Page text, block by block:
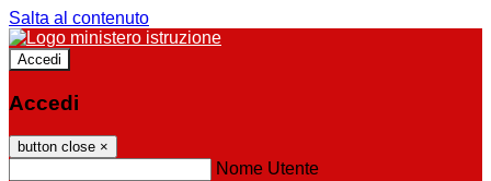
Salta al contenuto
Accedi
Accedi
button close ×
Nome Utente